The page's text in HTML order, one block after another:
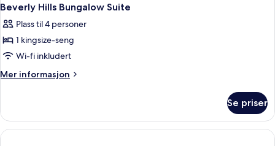
Beverly Hills Bungalow Suite
Plass til 4 personer
1 kingsize-seng
Wi-fi inkludert
Mer informasjon
Mer
Hills
Bungalow
Suite
Se priser